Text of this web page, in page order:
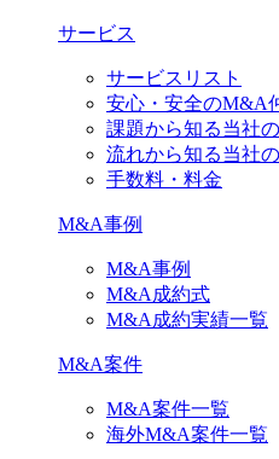
サービス
サービスリスト
安心・安全のM&A
課題から知る当社
流れから知る当社
手数料・料金
M&A事例
M&A事例
M&A成約式
M&A成約実績一覧
M&A案件
M&A案件一覧
海外M&A案件一覧